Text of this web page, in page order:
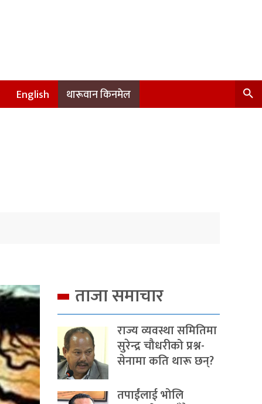
English थारूवान किनमेल
ताजा समाचार
राज्य व्यवस्था समितिमा
सुरेन्द्र चौधरीको प्रश्न-
सेनामा कति थारू छन्?
तपाईंलाई भोलि